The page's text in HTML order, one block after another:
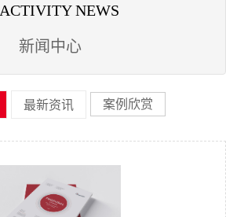
ACTIVITY NEWS
新闻中心
最新资讯 案例欣赏